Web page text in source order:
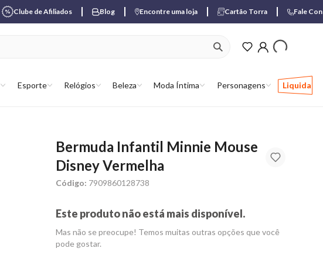
Clube de Afiliados Blog Encontre uma loja Cartão Torra Fale
Esporte Relógios Beleza Moda Íntima Personagens Liquida
ver produtos
Bermuda Infantil Minnie Mouse
Disney Vermelha
Código: 7909860128738
Este produto não está mais disponível.
Mas não se preocupe! Temos muitas outras opções que você
pode gostar.